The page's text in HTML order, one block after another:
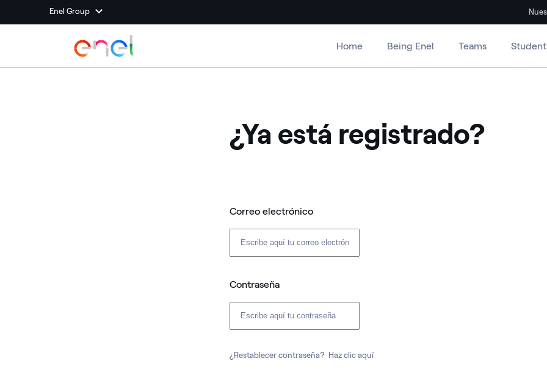
Enel Group
Home Being Enel Teams
¿Ya está registrado?
Correo electrónico
Contraseña
¿Restablecer contraseña? Haz clic aquí